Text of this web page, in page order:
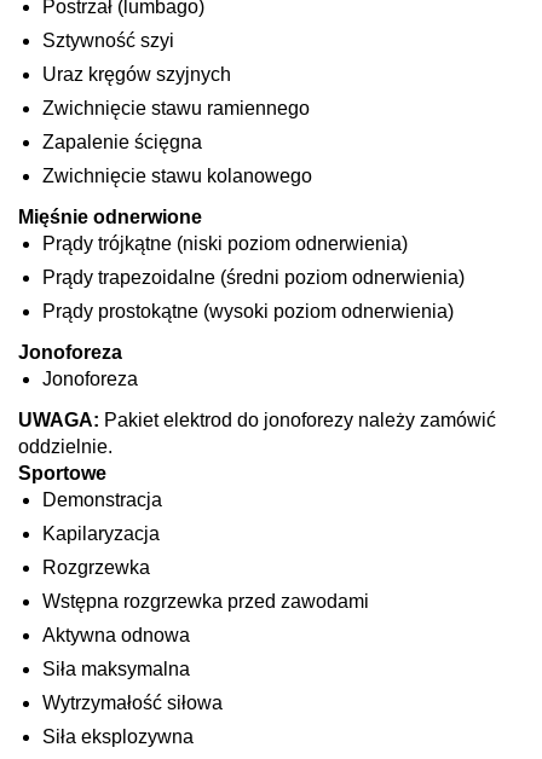
Postrzał (lumbago)
Sztywność szyi
Uraz kręgów szyjnych
Zwichnięcie stawu ramiennego
Zapalenie ścięgna
Zwichnięcie stawu kolanowego
Mięśnie odnerwione
Prądy trójkątne (niski poziom odnerwienia)
Prądy trapezoidalne (średni poziom odnerwienia)
Prądy prostokątne (wysoki poziom odnerwienia)
Jonoforeza
Jonoforeza
UWAGA: Pakiet elektrod do jonoforezy należy zamówić
oddzielnie.
Sportowe
Demonstracja
Kapilaryzacja
Rozgrzewka
Wstępna rozgrzewka przed zawodami
Aktywna odnowa
Siła maksymalna
Wytrzymałość siłowa
Siła eksplozywna